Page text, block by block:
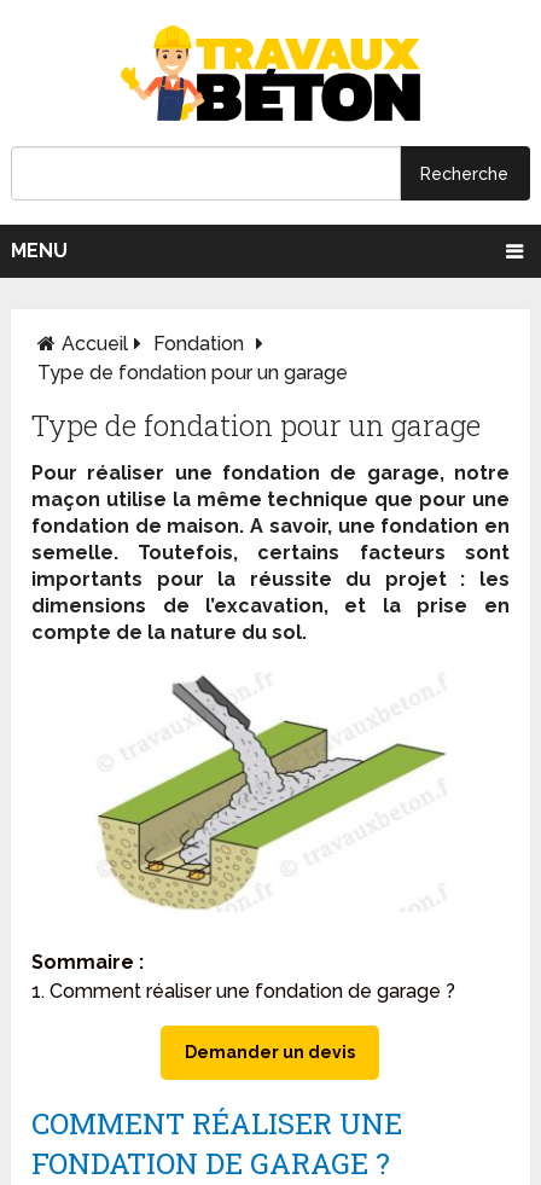
MENU
Accueil
Fondation
Type de fondation pour un garage
Type de fondation pour un garage
Pour réaliser une fondation de garage, notre
maçon utilise la même technique que pour une
fondation de maison. A savoir, une fondation en
semelle. Toutefois, certains facteurs sont
importants pour la réussite du projet : les
dimensions de l’excavation, et la prise en
compte de la nature du sol.
Sommaire :
1. Comment réaliser une fondation de garage ?
Demander un devis
COMMENT RÉALISER UNE
FONDATION DE GARAGE ?